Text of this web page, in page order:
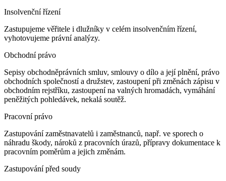
Insolvenční řízení
Zastupujeme věřitele i dlužníky v celém insolvenčním řízení,
vyhotovujeme právní analýzy.
Obchodní právo
Sepisy obchodněprávních smluv, smlouvy o dílo a její plnění, právo
obchodních společností a družstev, zastoupení při změnách zápisu v
obchodním rejstříku, zastoupení na valných hromadách, vymáhání
peněžitých pohledávek, nekalá soutěž.
Pracovní právo
Zastupování zaměstnavatelů i zaměstnanců, např. ve sporech o
náhradu škody, nároků z pracovních úrazů, přípravy dokumentace k
pracovním poměrům a jejich změnám.
Zastupování před soudy